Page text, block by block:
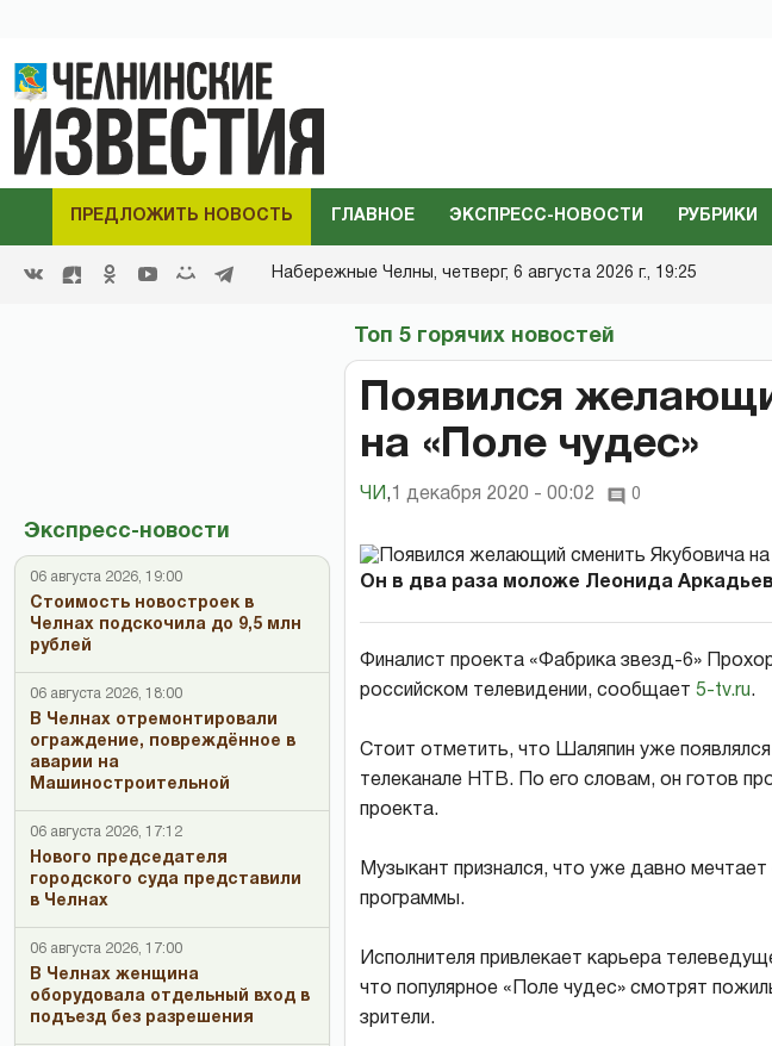
ПРЕДЛОЖИТЬ НОВОСТЬ ГЛАВНОЕ ЭКСПРЕСС-НОВОСТИ РУБРИКИ
Набережные Челны, четверг, 6 августа 2026 г., 19:25
Экспресс-новости
06 августа 2026, 19:00
Стоимость новостроек в
Челнах подскочила до 9,5 млн
рублей
06 августа 2026, 18:00
В Челнах отремонтировали
ограждение, повреждённое в
аварии на
Машиностроительной
06 августа 2026, 17:12
Нового председателя
городского суда представили
в Челнах
06 августа 2026, 17:00
В Челнах женщина
оборудовала отдельный вход в
подъезд без разрешения
Топ 5 горячих новостей
Появился
на «Поле чудес»
ЧИ , 1 декабря 2020 - 00:02 0
Он в два раза моложе Леонида
Финалист проекта «Фабрика звезд-6»
российском телевидении, сообщает 5-tv.ru.
Стоит отметить, что Шаляпин уже
телеканале НТВ. По его словам, он готов
проекта.
Музыкант признался, что уже давно
программы.
Исполнителя привлекает карьера
что популярное «Поле чудес» смотрят
зрители.